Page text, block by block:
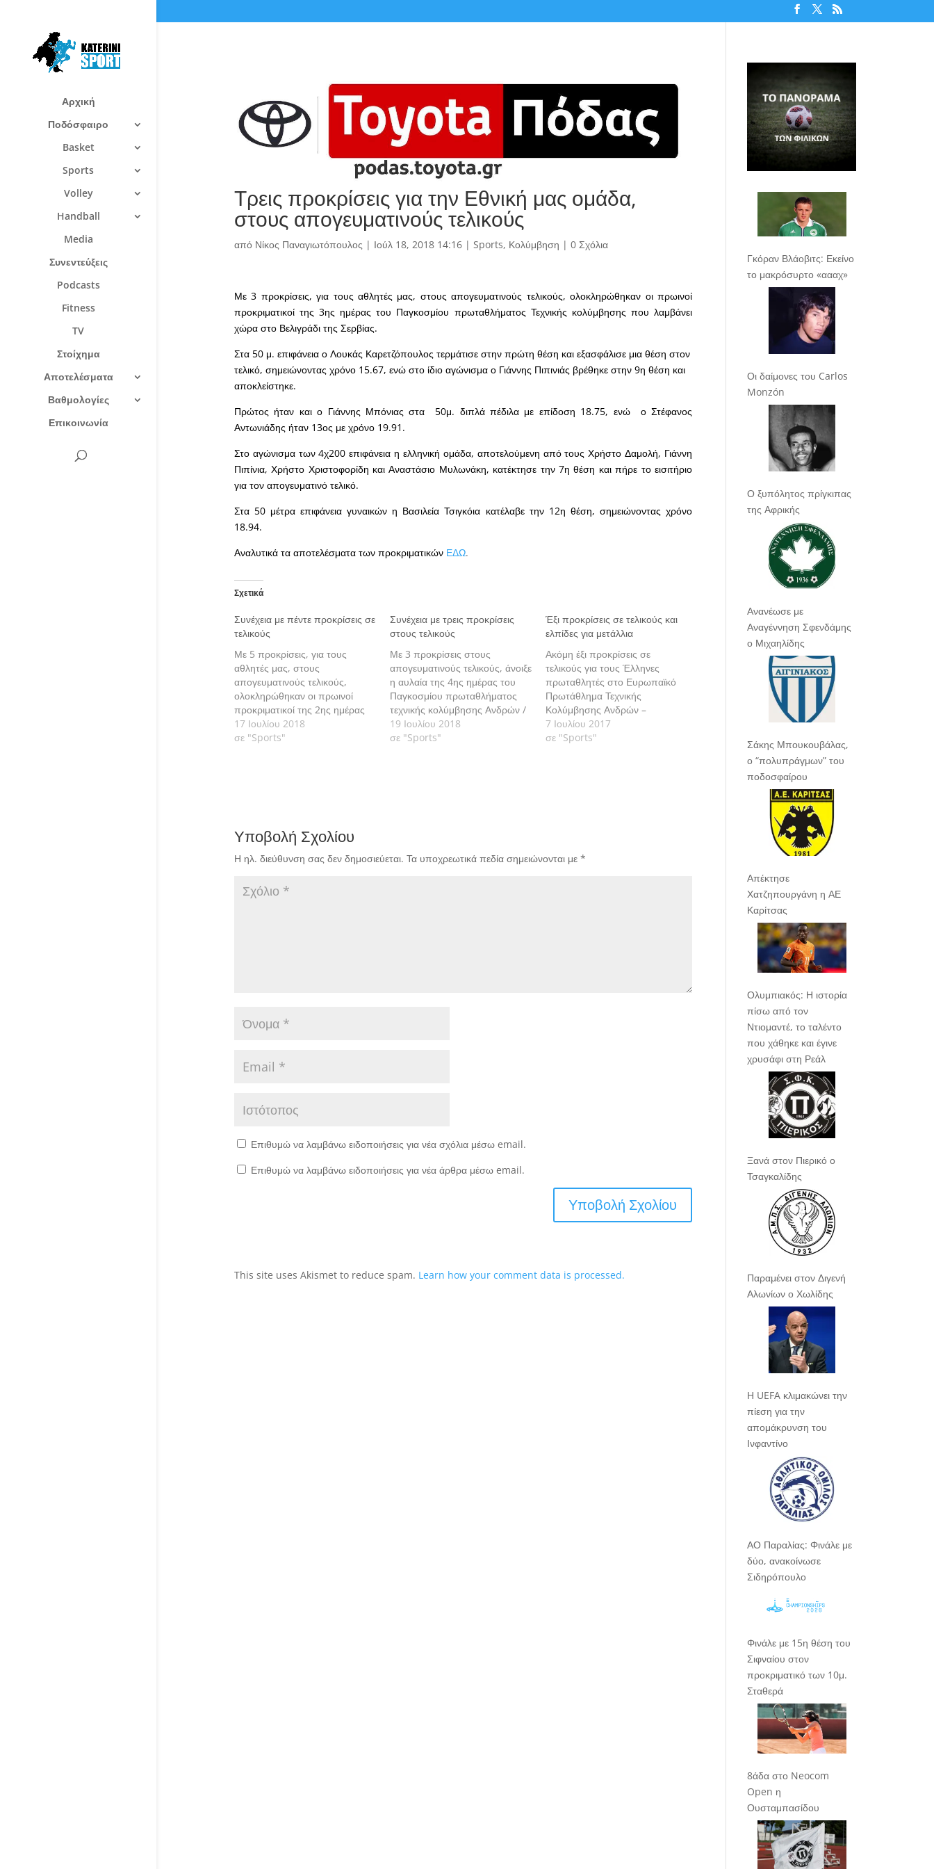
Αρχική
Ποδόσφαιρο
Basket
Sports
Volley
Handball
Media
Συνεντεύξεις
Podcasts
Fitness
TV
Στοίχημα
Αποτελέσματα
Βαθμολογίες
Επικοινωνία
Τρεις προκρίσεις για την Εθνική μας ομάδα,
στους απογευματινούς τελικούς
από Νίκος Παναγιωτόπουλος | Ιούλ 18, 2018 14:16| Sports, Κολύμβηση | 0 Σχόλια
Με 3 προκρίσεις, για τους αθλητές μας, στους απογευματινούς τελικούς, ολοκληρώθηκαν οι πρωινοί
προκριματικοί της 3ης ημέρας του Παγκοσμίου πρωταθλήματος Τεχνικής κολύμβησης που λαμβάνει
χώρα στο Βελιγράδι της Σερβίας.
Στα 50 μ. επιφάνεια ο Λουκάς Καρετζόπουλος τερμάτισε στην πρώτη θέση και εξασφάλισε μια θέση στον
τελικό, σημειώνοντας χρόνο 15.67, ενώ στο ίδιο αγώνισμα ο Γιάννης Πιπινιάς βρέθηκε στην 9η θέση και
αποκλείστηκε.
Πρώτος ήταν και ο Γιάννης Μπόνιας στα 50μ. διπλά πέδιλα με επίδοση 18.75, ενώ ο Στέφανος
Αντωνιάδης ήταν 13ος με χρόνο 19.91.
Στο αγώνισμα των 4χ200 επιφάνεια η ελληνική ομάδα, αποτελούμενη από τους Χρήστο Δαμολή, Γιάννη
Πιπίνια, Χρήστο Χριστοφορίδη και Αναστάσιο Μυλωνάκη, κατέκτησε την 7η θέση και πήρε το εισιτήριο
για τον απογευματινό τελικό.
Στα 50 μέτρα επιφάνεια γυναικών η Βασιλεία Τσιγκόια κατέλαβε την 12η θέση, σημειώνοντας χρόνο
18.94.
Αναλυτικά τα αποτελέσματα των προκριματικών ΕΔΩ.
Σχετικά
Συνέχεια με πέντε προκρίσεις σε
τελικούς
Με 5 προκρίσεις, για τους
αθλητές μας, στους
απογευματινούς τελικούς,
ολοκληρώθηκαν οι πρωινοί
προκριματικοί της 2ης ημέρας
του Παγκοσμίου
πρωταθλήματος τεχνικής
αγωνίσματος. Στον τελικό…
17 Ιουλίου 2018
σε "Sports"
Συνέχεια με τρεις προκρίσεις
στους τελικούς
Με 3 προκρίσεις στους
απογευματινούς τελικούς, άνοιξε
η αυλαία της 4ης ημέρας του
Παγκοσμίου πρωταθλήματος
τεχνικής κολύμβησης Ανδρών /
Γυναικών, που διεξάγεται στο
Βελιγράδι.
19 Ιουλίου 2018
σε "Sports"
Έξι προκρίσεις σε τελικούς και
ελπίδες για μετάλλια
Ακόμη έξι προκρίσεις σε
τελικούς για τους Έλληνες
πρωταθλητές στο Ευρωπαϊκό
Πρωτάθλημα Τεχνικής
Κολύμβησης Ανδρών –
Γυναικών που διεξάγεται στο
Βρότσλαβ της Πολωνίας,
7 Ιουλίου 2017
σε "Sports"
Υποβολή Σχολίου
Η ηλ. διεύθυνση σας δεν δημοσιεύεται. Τα υποχρεωτικά πεδία σημειώνονται με *
Επιθυμώ να λαμβάνω ειδοποιήσεις για νέα σχόλια μέσω email.
Επιθυμώ να λαμβάνω ειδοποιήσεις για νέα άρθρα μέσω email.
This site uses Akismet to reduce spam. Learn how your comment data is processed.
Γκόραν Βλάοβιτς: Εκείνο
το μακρόσυρτο «αααχ»
Οι δαίμονες του Carlos
Monzón
Ο ξυπόλητος πρίγκιπας
της Αφρικής
Ανανέωσε με
Αναγέννηση Σφενδάμης
ο Μιχαηλίδης
Σάκης Μπουκουβάλας,
ο “πολυπράγμων” του
ποδοσφαίρου
Απέκτησε
Χατζηπουργάνη η ΑΕ
Καρίτσας
Ολυμπιακός: Η ιστορία
πίσω από τον
Ντιομαντέ, το ταλέντο
που χάθηκε και έγινε
χρυσάφι στη Ρεάλ
Ξανά στον Πιερικό ο
Τσαγκαλίδης
Παραμένει στον Διγενή
Αλωνίων ο Χωλίδης
Η UEFA κλιμακώνει την
πίεση για την
απομάκρυνση του
Ινφαντίνο
ΑΟ Παραλίας: Φινάλε με
δύο, ανακοίνωσε
Σιδηρόπουλο
Φινάλε με 15η θέση του
Σιφναίου στον
προκριματικό των 10μ.
Σταθερά
8άδα στο Neocom
Open η
Ουσταμπασίδου